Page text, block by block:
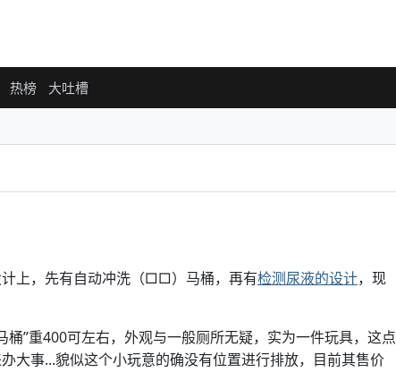
热榜 大吐槽
上，先有自动冲洗（□□）马桶，再有检测尿液的设计，现
”重400可左右，外观与一般厕所无疑，实为一件玩具，这点
大事...貌似这个小玩意的确没有位置进行排放，目前其售价